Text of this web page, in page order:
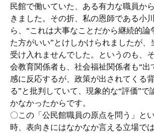
民館で働いていた、ある有力な職員か
きました。その折、私の恩師である小
ら、“これは大事なことだから継続的
た方がいい”とけしかけられましたが、
受け入れませんでした。というのも、
会教育関係者も、社会福祉関係者も“出
感に反応するが、政策が出されてくる
る”と批判していて、現象的な“評価”で
かなかったからです。
〇この「公民館職員の原点を問う」と
時、表向きにはなかなか言える立場で